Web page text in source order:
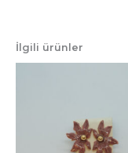
İlgili ürünler